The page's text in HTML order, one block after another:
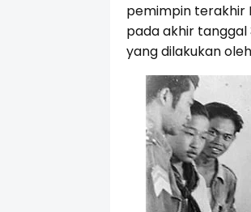
pemimpin terakhir
pada akhir tanggal
yang dilakukan